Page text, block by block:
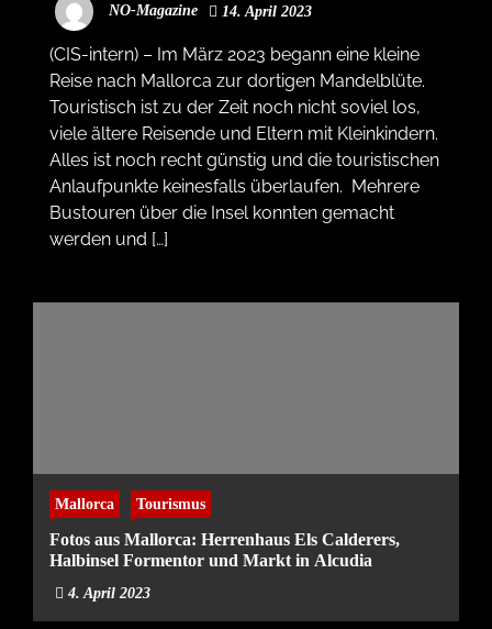
NO-Magazine 14. April 2023
(CIS-intern) – Im März 2023 begann eine kleine
Reise nach Mallorca zur dortigen Mandelblüte.
Touristisch ist zu der Zeit noch nicht soviel los,
viele ältere Reisende und Eltern mit Kleinkindern.
Alles ist noch recht günstig und die touristischen
Anlaufpunkte keinesfalls überlaufen. Mehrere
Bustouren über die Insel konnten gemacht
werden und […]
Mallorca Tourismus
Fotos aus Mallorca: Herrenhaus Els Calderers,
Halbinsel Formentor und Markt in Alcudia
4. April 2023